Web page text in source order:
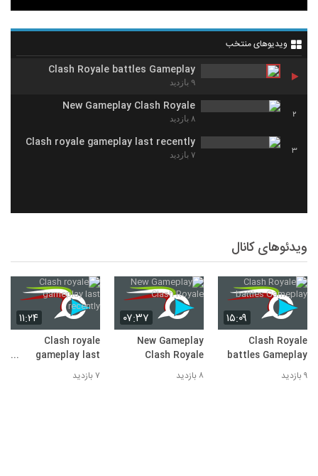
ویدیوهای منتخب
Clash Royale battles Gameplay
۹ بازدید
2
New Gameplay Clash Royale
۸ بازدید
3
Clash royale gameplay last recently
۷ بازدید
ویدئوهای کانال
۱۵:۰۹
Clash Royale
battles Gameplay
۹ بازدید
۰۷:۳۷
New Gameplay
Clash Royale
۸ بازدید
۱۱:۲۴
Clash royale
gameplay last
recently
۷ بازدید